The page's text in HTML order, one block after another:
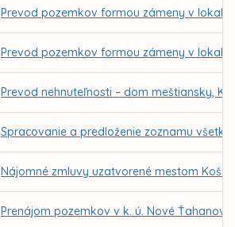
Prevod pozemkov formou zámeny v
Prevod pozemkov formou zámeny v
Prevod nehnuteľnosti – dom meštiansky,
Spracovanie a predloženie zoznamu
Nájomné zmluvy uzatvorené mestom
Prenájom pozemkov v k. ú. Nové